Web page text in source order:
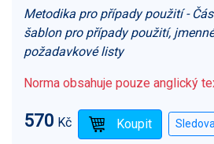
Metodika pro případy použití -
šablon pro případy použití,
požadavkové listy
Norma obsahuje pouze anglický
570 Kč